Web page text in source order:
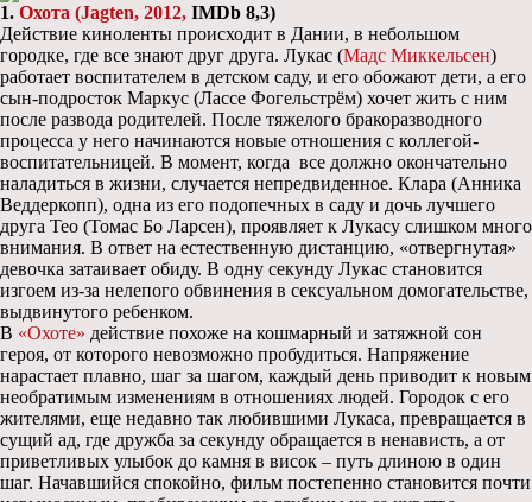
1. Охота (Jagten, 2012, IMDb 8,3)
Действие киноленты происходит в Дании, в небольшом
городке, где все знают друг друга. Лукас (Мадс Миккельсен)
работает воспитателем в детском саду, и его обожают дети, а его
сын-подросток Маркус (Лассе Фогельстрём) хочет жить с ним
после развода родителей. После тяжелого бракоразводного
процесса у него начинаются новые отношения с коллегой-
воспитательницей. В момент, когда все должно окончательно
наладиться в жизни, случается непредвиденное. Клара (Анника
Веддеркопп), одна из его подопечных в саду и дочь лучшего
друга Тео (Томас Бо Ларсен), проявляет к Лукасу слишком много
внимания. В ответ на естественную дистанцию, «отвергнутая»
девочка затаивает обиду. В одну секунду Лукас становится
изгоем из-за нелепого обвинения в сексуальном домогательстве,
выдвинутого ребенком.
В «Охоте» действие похоже на кошмарный и затяжной сон
героя, от которого невозможно пробудиться. Напряжение
нарастает плавно, шаг за шагом, каждый день приводит к новым
необратимым изменениям в отношениях людей. Городок с его
жителями, еще недавно так любившими Лукаса, превращается в
сущий ад, где дружба за секунду обращается в ненависть, а от
приветливых улыбок до камня в висок – путь длиною в один
шаг. Начавшийся спокойно, фильм постепенно становится почти